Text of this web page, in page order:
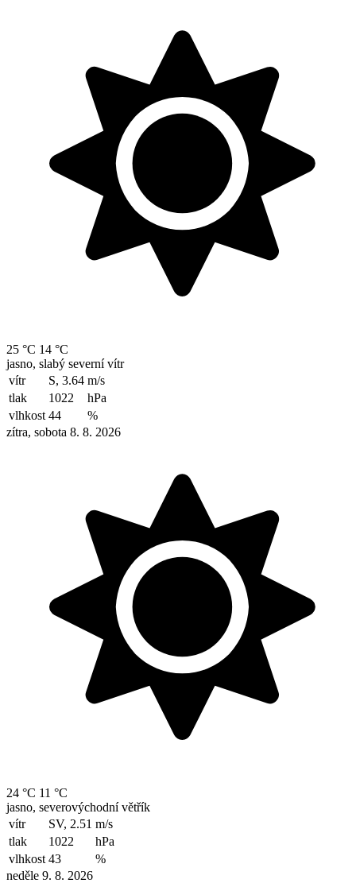
25 °C 14 °C
jasno, slabý severní vítr
vítr
S, 3.64 m/s
tlak
1022
hPa
vlhkost 44
%
zítra, sobota 8. 8. 2026
24 °C 11 °C
jasno, severovýchodní větřík
vítr
SV, 2.51 m/s
tlak
1022
hPa
vlhkost 43
%
neděle 9. 8. 2026